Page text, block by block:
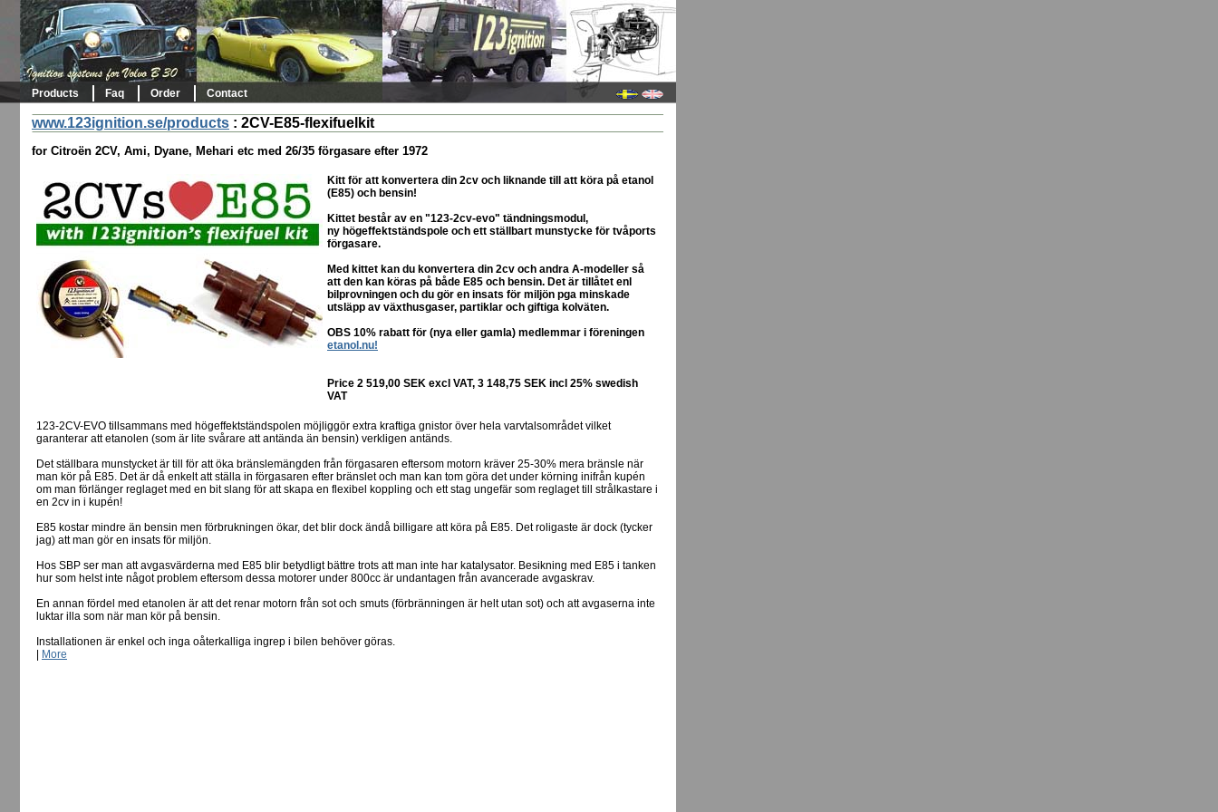
Products Faq Order Contact
www.123ignition.se/products : 2CV-E85-flexifuelkit
for Citroën 2CV, Ami, Dyane, Mehari etc med 26/35 förgasare efter 1972
Kitt för att konvertera din 2cv och liknande till att köra på etanol
(E85) och bensin!
Kittet består av en "123-2cv-evo" tändningsmodul,
ny högeffektständspole och ett ställbart munstycke för tvåports
förgasare.
Med kittet kan du konvertera din 2cv och andra A-modeller så
att den kan köras på både E85 och bensin. Det är tillåtet enl
bilprovningen och du gör en insats för miljön pga minskade
utsläpp av växthusgaser, partiklar och giftiga kolväten.
OBS 10% rabatt för (nya eller gamla) medlemmar i föreningen
etanol.nu!
Price 2 519,00 SEK excl VAT, 3 148,75 SEK incl 25% swedish
VAT
123-2CV-EVO tillsammans med högeffektständspolen möjliggör extra kraftiga gnistor över hela varvtalsområdet vilket
garanterar att etanolen (som är lite svårare att antända än bensin) verkligen antänds.
Det ställbara munstycket är till för att öka bränslemängden från förgasaren eftersom motorn kräver 25-30% mera bränsle när
man kör på E85. Det är då enkelt att ställa in förgasaren efter bränslet och man kan tom göra det under körning inifrån kupén
om man förlänger reglaget med en bit slang för att skapa en flexibel koppling och ett stag ungefär som reglaget till strålkastare i
en 2cv in i kupén!
E85 kostar mindre än bensin men förbrukningen ökar, det blir dock ändå billigare att köra på E85. Det roligaste är dock (tycker
jag) att man gör en insats för miljön.
Hos SBP ser man att avgasvärderna med E85 blir betydligt bättre trots att man inte har katalysator. Besikning med E85 i tanken
hur som helst inte något problem eftersom dessa motorer under 800cc är undantagen från avancerade avgaskrav.
En annan fördel med etanolen är att det renar motorn från sot och smuts (förbränningen är helt utan sot) och att avgaserna inte
luktar illa som när man kör på bensin.
Installationen är enkel och inga oåterkalliga ingrep i bilen behöver göras.
More